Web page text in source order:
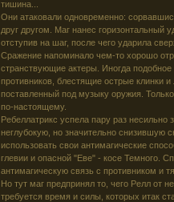
тишина...
Они атаковали одновременно:
друг другом. Маг нанес горизонтальный
отступив на шаг, после чего ударила
Сражение напоминало чем-то хорошо
странствующие актеры. Иногда
противников, блестящие острые клинки
поставленный под музыку оружия.
по-настоящему.
Ребеллатрикс успела пару раз несильно
неглубокую, но значительно снизившую
использовать свои антимагические
глевии и опасной "Еве" - косе Темного.
антимагическую связь с противником и
Но тут маг предпринял то, чего Релл от
требуется время и силы, которых итак